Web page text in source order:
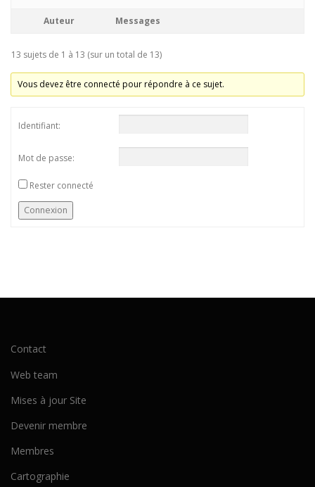
Auteur Messages
13 sujets de 1 à 13 (sur un total de 13)
Vous devez être connecté pour répondre à ce sujet.
Identifiant:
Mot de passe:
Rester connecté
Connexion
Contact
Web team
Mises à jour Site
Devenir membre
Membres
Cartographie